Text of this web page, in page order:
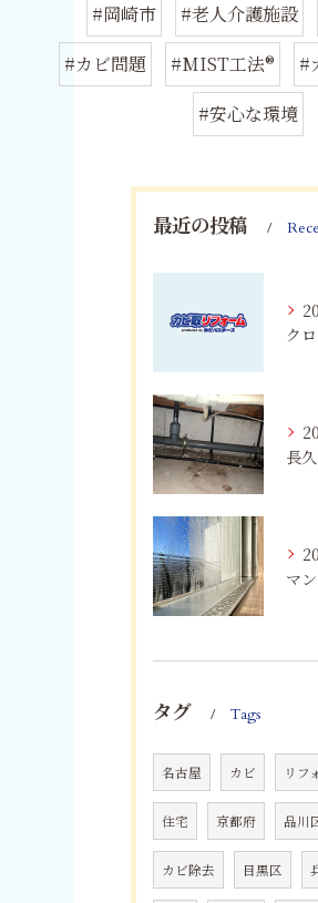
#岡崎市 #老人介護施設
#カビ問題
#MIST工法®
#
#安心な環境
最近の投稿
タグ Tags
名古屋 カビ リフ
住宅 京都府 品川
カビ除去 目黒区